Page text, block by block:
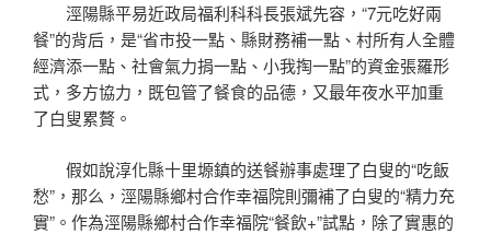
涇陽縣平易近政局福利科科長張斌先容，“7元吃好兩
餐”的背后，是“省市投一點、縣財務補一點、村所有人全體
經濟添一點、社會氣力捐一點、小我掏一點”的資金張羅形
式，多方協力，既包管了餐食的品德，又最年夜水平加重
了白叟累贅。
假如說淳化縣十里塬鎮的送餐辦事處理了白叟的“吃飯
愁”，那么，涇陽縣鄉村合作幸福院則彌補了白叟的“精力充
實”。作為涇陽縣鄉村合作幸福院“餐飲+”試點，除了實惠的